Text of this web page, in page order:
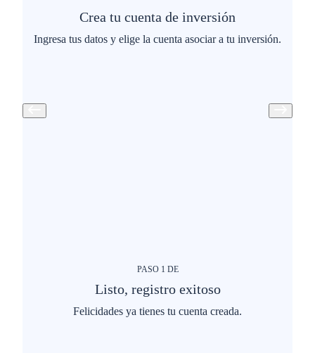
Crea tu cuenta de inversión
Ingresa tus datos y elige la cuenta asociar a tu inversión.
PASO 1 DE
Listo, registro exitoso
Felicidades ya tienes tu cuenta creada.